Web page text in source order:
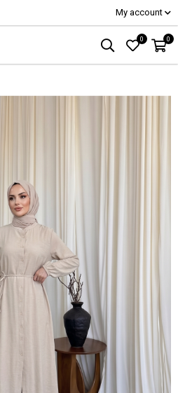
My account
0 0